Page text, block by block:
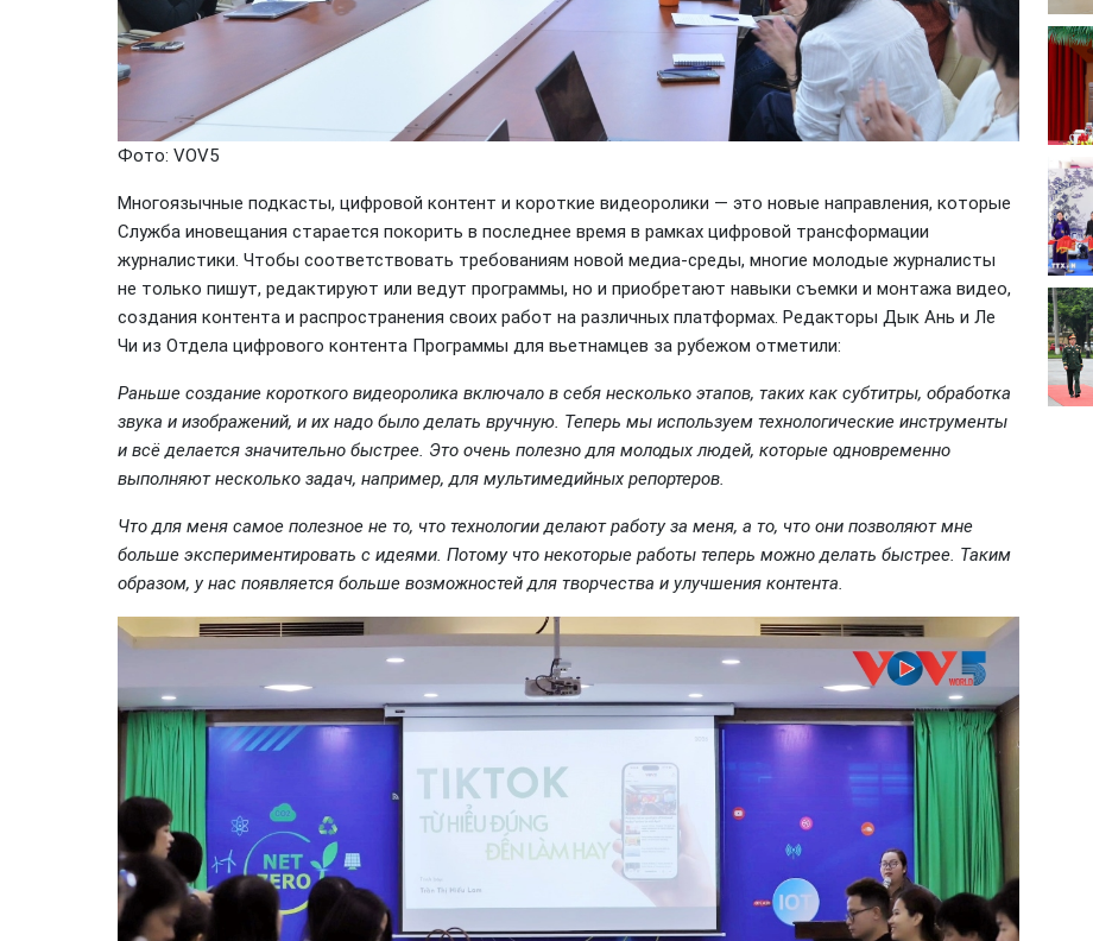
Фото: VOV5
Многоязычные подкасты, цифровой контент и короткие видеоролики — это новые направления, которые
Служба иновещания старается покорить в последнее время в рамках цифровой трансформации
журналистики. Чтобы соответствовать требованиям новой медиа-среды, многие молодые журналисты
не только пишут, редактируют или ведут программы, но и приобретают навыки съемки и монтажа видео,
создания контента и распространения своих работ на различных платформах. Редакторы Дык Ань и Ле
Чи из Отдела цифрового контента Программы для вьетнамцев за рубежом отметили:
Раньше создание короткого видеоролика включало в себя несколько этапов, таких как субтитры, обработка
звука и изображений, и их надо было делать вручную. Теперь мы используем технологические инструменты
и всё делается значительно быстрее. Это очень полезно для молодых людей, которые одновременно
выполняют несколько задач, например, для мультимедийных репортеров.
Что для меня самое полезное не то, что технологии делают работу за меня, а то, что они позволяют мне
больше экспериментировать с идеями. Потому что некоторые работы теперь можно делать быстрее. Таким
образом, у нас появляется больше возможностей для творчества и улучшения контента.